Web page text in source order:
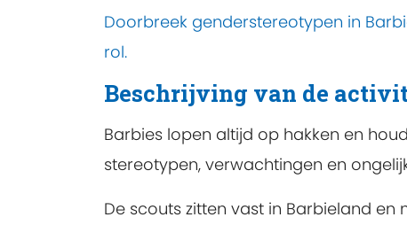
Doorbreek genderstereotypen in
rol.
Beschrijving van de
Barbies lopen altijd op hakken en
stereotypen, verwachtingen en
De scouts zitten vast in Barbieland